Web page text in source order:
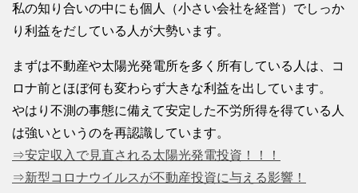
私の知り合いの中にも個人（小さい会社を経営）でしっか
り利益をだしている人が大勢います。
まずは不動産や太陽光発電所を多く所有している人は、コ
ロナ前とほぼ何も変わらず大きな利益を出しています。
やはり不測の事態に備えて安定した不労所得を得ている人
は強いというのを再認識しています。
⇒安定収入で見直される太陽光発電投資！！！
⇒新型コロナウイルスが不動産投資に与える影響！